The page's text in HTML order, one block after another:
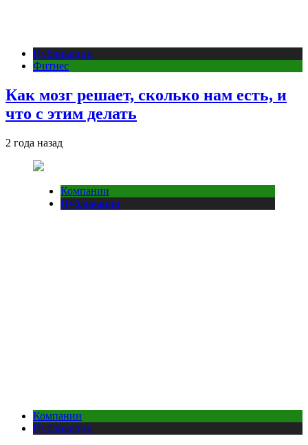
Публикации
Фитнес
Как мозг решает, сколько нам есть, и
что с этим делать
2 года назад
Компании
Публикации
Компании
Публикации